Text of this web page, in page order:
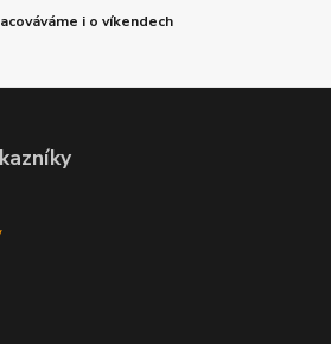
i o víkendech